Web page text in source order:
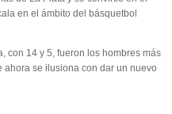
en el ámbito del básquetbol
con 14 y 5, fueron los hombres más
se ilusiona con dar un nuevo